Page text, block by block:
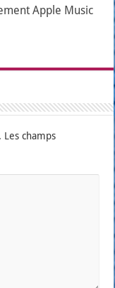
Apple Music
Les champs